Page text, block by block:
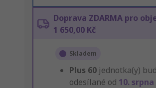
Doprava ZDARMA pro
1 650,00 Kč
Skladem
Plus 60 jednotka(y)
odesílané od 10. srpna